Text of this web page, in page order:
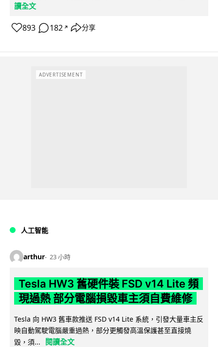
讀全文
893 182 ↗ 分享
ADVERTISEMENT
人工智能
arthur 23 小時
Tesla HW3 舊硬件裝 FSD v14 Lite 頻
現過熱 部分電腦損毀車主須自費維修
Tesla 向 HW3 舊車款推送 FSD v14 Lite 系統，引發大量車主反
映自動駕駛電腦嚴重過熱，部分更觸發高溫保護甚至直接燒
毀，須...
閱讀全文